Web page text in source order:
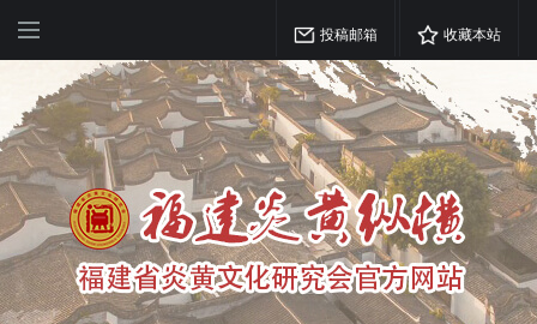
投稿邮箱 收藏本站